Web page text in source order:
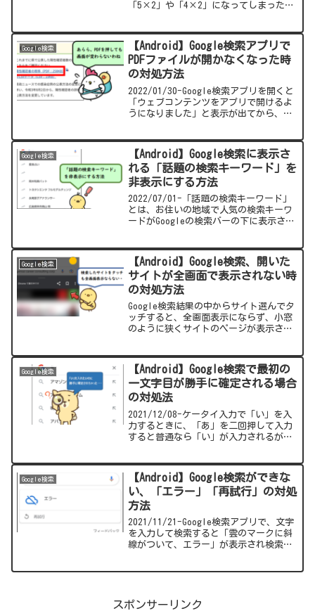
「5×2」や「4×2」になってしまった。
「4×1」 のように縦幅を１に戻す方法
についてまとめました。
Google検索
【Android】Google検索アプリで
PDFファイルが開かなくなった時
の対処方法
2022/01/30-Google検索アプリを開くと
「ウェブコンテンツをアプリで開けるよ
うになりました」と表示が出てから、
を開くための対処方法をまとめましたの
で参考にしてください。
Google検索
【Android】Google検索に表示さ
れる「話題の検索キーワード」を
非表示にする方法
2022/07/01-「話題の検索キーワード」
とは、お住いの地域で人気の検索キーワ
ードがGoogleの検索バーの下に表示され
フにすることで非表示にすることができ
ます。
Google検索
【Android】Google検索、開いた
サイトが全画面で表示されない時
の対処方法
Google検索結果の中からサイト選んでタ
ッチすると、全画面表示にならず、小窓
のように狭くサイトのページが表示され
りました。今回はその対処方法を紹介し
ます。
Google検索
【Android】Google検索で最初の
一文字目が勝手に確定される場合
の対処法
2021/12/08-ケータイ入力で「い」を入
力するときに、「あ」を二回押して入力
すると普通なら「い」が入力されるが、
状が出たときの対処方法まとめましたの
で参考になれば幸いです。
Google検索
【Android】Google検索ができな
い、「エラー」「再試行」の対処
方法
2021/11/21-Google検索アプリで、文字
を入力して検索すると「雲のマークに斜
線がついて、エラー」が表示され検索で
スポンサーリンク